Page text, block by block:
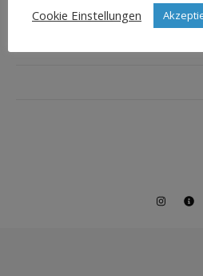
Cookie Einstellungen